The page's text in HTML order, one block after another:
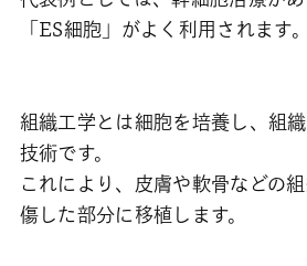
「ES細胞」がよく利用されます。
組織工学とは細胞を培養し、組
技術です。
これにより、皮膚や軟骨などの
傷した部分に移植します。